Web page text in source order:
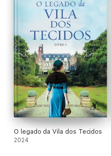
O legado da Vila dos Tecidos
2024